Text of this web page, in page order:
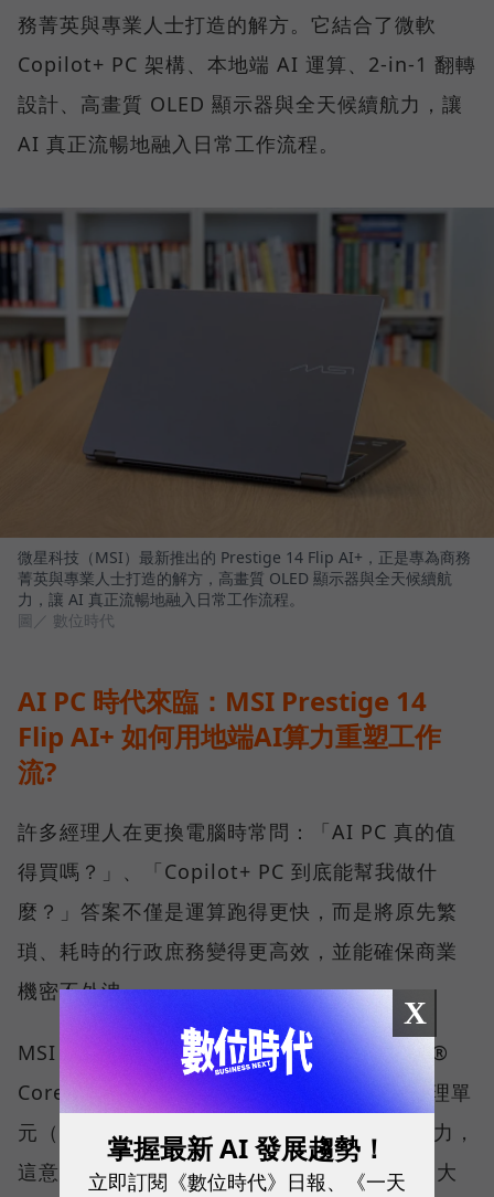
務菁英與專業人士打造的解方。它結合了微軟
Copilot+ PC 架構、本地端 AI 運算、2-in-1 翻轉
設計、高畫質 OLED 顯示器與全天候續航力，讓
AI 真正流暢地融入日常工作流程。
微星科技（MSI）最新推出的 Prestige 14 Flip AI+，正是專為商務
菁英與專業人士打造的解方，高畫質 OLED 顯示器與全天候續航
力，讓 AI 真正流暢地融入日常工作流程。
圖／ 數位時代
AI PC 時代來臨：MSI Prestige 14
Flip AI+ 如何用地端AI算力重塑工作
流?
許多經理人在更換電腦時常問：「AI PC 真的值
得買嗎？」、「Copilot+ PC 到底能幫我做什
麼？」答案不僅是運算跑得更快，而是將原先繁
瑣、耗時的行政庶務變得更高效，並能確保商業
機密不外洩。
MSI Prestige 14 Flip AI+ 搭載最新的 Intel®
Core™ Ultra X7 處理器，擁有強大的神經處理單
元（NPU），能提供優異的本地端 AI 運算能力，
這意味著大量運算能透過筆電本身就能執行，大
X
掌握最新 AI 發展趨勢！
立即訂閱《數位時代》日報、《一天